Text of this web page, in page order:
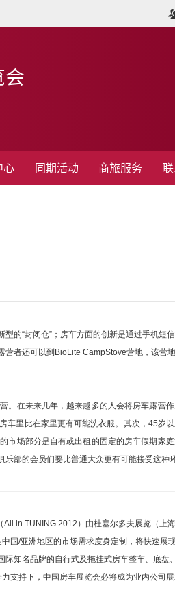
会
心 同期活动 商旅服务
的“封闭仓”；房车方面的创新是通过手机短
者还可以到BioLite CampStove营地，该营
在未来几年，越来越多的人会将房车露营
车里比在家里更有可能洗衣服。其次，45岁
场部分是自有或出租的固定的房车假期家
部的会员们要比普通大众更有可能接受这种
in TUNING 2012）由杜塞尔多夫展览（上
国/亚洲地区的市场需求度身定制，将快速展
知名品牌的自行式及拖挂式房车整车、底盘
持下，中国房车展览会必将成为业内公司展